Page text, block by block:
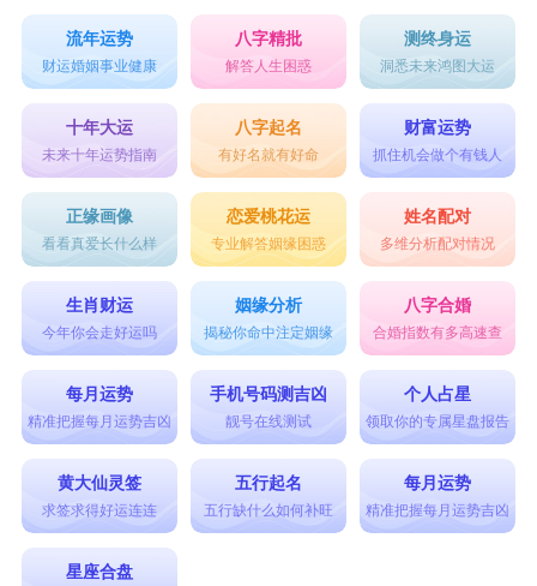
流年运势
财运婚姻事业健康
八字精批
解答人生困惑
测终身运
洞悉未来鸿图大运
十年大运
未来十年运势指南
八字起名
有好名就有好命
财富运势
抓住机会做个有钱人
正缘画像
看看真爱长什么样
恋爱桃花运
专业解答姻缘困惑
姓名配对
多维分析配对情况
生肖财运
今年你会走好运吗
姻缘分析
揭秘你命中注定姻缘
八字合婚
合婚指数有多高速查
每月运势
精准把握每月运势吉凶
手机号码测吉凶
靓号在线测试
个人占星
领取你的专属星盘报告
黄大仙灵签
求签求得好运连连
五行起名
五行缺什么如何补旺
每月运势
精准把握每月运势吉凶
星座合盘